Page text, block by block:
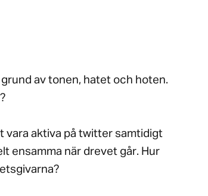
av tonen, hatet och hoten.
vara aktiva på twitter samtidigt
ensamma när drevet går. Hur